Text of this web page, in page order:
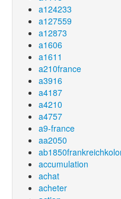
a124233
a127559
a12873
a1606
a1611
a210france
a3916
a4187
a4210
a4757
a9-france
aa2050
accumulation
achat
acheter